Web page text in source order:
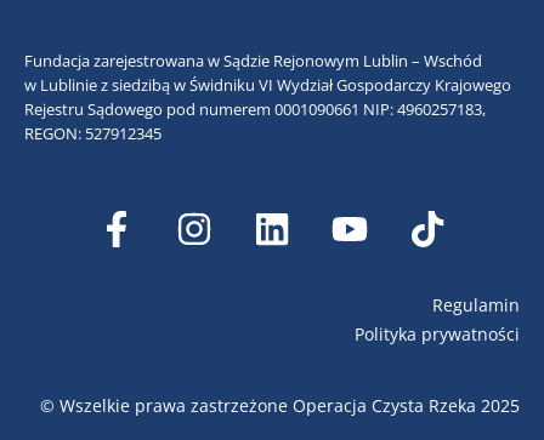
Fundacja zarejestrowana w Sądzie Rejonowym Lublin – Wschód
w Lublinie z siedzibą w Świdniku VI Wydział Gospodarczy Krajowego
Rejestru Sądowego pod numerem 0001090661 NIP: 4960257183,
REGON: 527912345
Regulamin
Polityka prywatności
© Wszelkie prawa zastrzeżone Operacja Czysta Rzeka 2025